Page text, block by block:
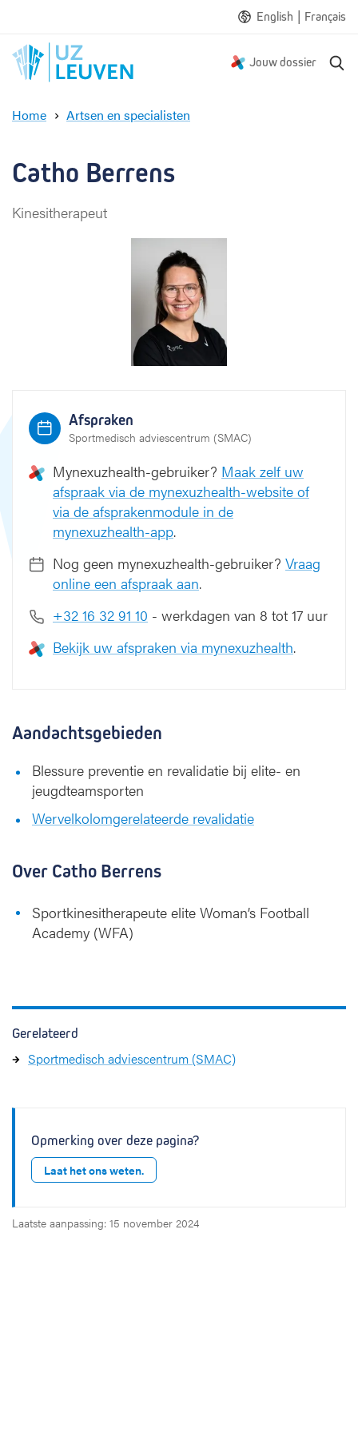
English | Français
Jouw dossier
Home Artsen en specialisten
r
e
n
s
Catho Berrens
Kinesitherapeut
Afspraken
Sportmedisch adviescentrum (SMAC)
Mynexuzhealth-gebruiker? Maak zelf uw
afspraak via de mynexuzhealth-website of
via de afsprakenmodule in de
mynexuzhealth-app.
Nog geen mynexuzhealth-gebruiker? Vraag
online een afspraak aan.
+32 16 32 91 10 - werkdagen van 8 tot 17 uur
Bekijk uw afspraken via mynexuzhealth.
Aandachtsgebieden
Blessure preventie en revalidatie bij elite- en
jeugdteamsporten
Wervelkolomgerelateerde revalidatie
Over Catho Berrens
Sportkinesitherapeute elite Woman’s Football
Academy (WFA)
Gerelateerd
Sportmedisch adviescentrum (SMAC)
Opmerking over deze pagina?
Laat het ons weten.
Laatste aanpassing: 15 november 2024